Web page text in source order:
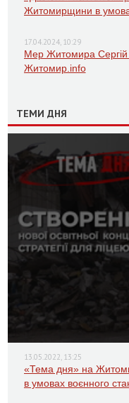
Житомирщини в
17.04.2024, 10:29
Мер Житомира Сергій
Житомир.info
ТЕМИ ДНЯ
13.05.2022, 13:25
«Тема дня» на
в умовах воєнного